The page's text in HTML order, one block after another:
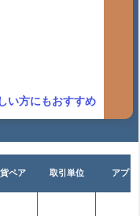
い方にもおすすめ
ペア 取引単位 アプリ